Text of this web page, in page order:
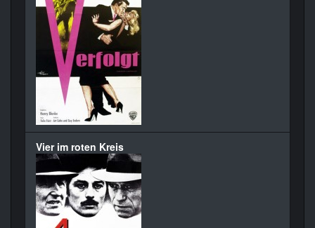
Vier im roten Kreis